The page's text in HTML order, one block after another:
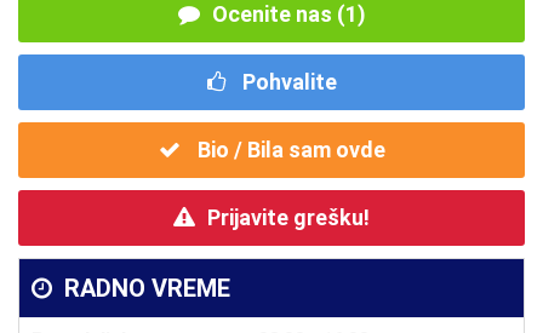
Ocenite nas (1)
Pohvalite
Bio / Bila sam ovde
Prijavite grešku!
RADNO VREME